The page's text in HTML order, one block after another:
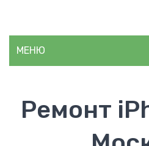
МЕНЮ
О НАС
Ремонт